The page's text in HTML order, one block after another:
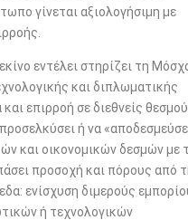
γίνεται αξιολογήσιμη με
εντέλει στηρίζει τη
και διπλωματικής
επιρροή σε διεθνείς
ή να
και οικονομικών δεσμών με
προσοχή και πόρους από
ενίσχυση διμερούς
ή τεχνολογικών